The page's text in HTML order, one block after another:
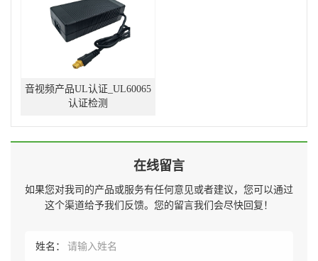
音视频产品UL认证_UL60065
认证检测
在线留言
如果您对我司的产品或服务有任何意见或者建议，您可以通过
这个渠道给予我们反馈。您的留言我们会尽快回复！
姓名：